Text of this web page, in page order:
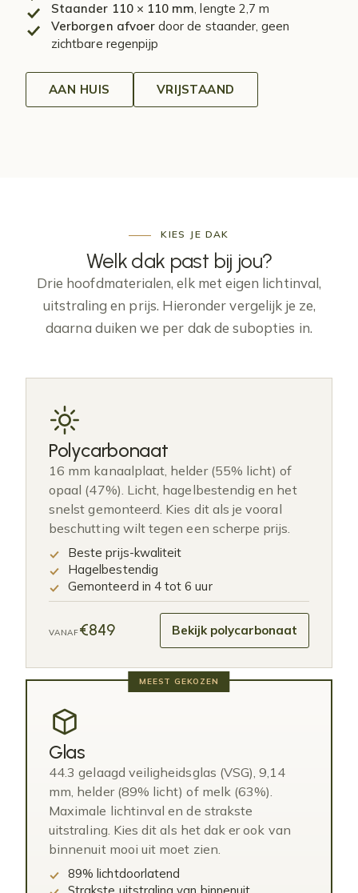
Staander 110 × 110 mm, lengte 2,7 m
Verborgen afvoer door de staander, geen
zichtbare regenpijp
AAN HUIS VRIJSTAAND
KIES JE DAK
Welk dak past bij jou?
Drie hoofdmaterialen, elk met eigen lichtinval,
uitstraling en prijs. Hieronder vergelijk je ze,
daarna duiken we per dak de subopties in.
Polycarbonaat
16 mm kanaalplaat, helder (55% licht) of
opaal (47%). Licht, hagelbestendig en het
snelst gemonteerd. Kies dit als je vooral
beschutting wilt tegen een scherpe prijs.
Beste prijs-kwaliteit
Hagelbestendig
Gemonteerd in 4 tot 6 uur
VANAF€849 Bekijk polycarbonaat
MEEST GEKOZEN
Glas
44.3 gelaagd veiligheidsglas (VSG), 9,14
mm, helder (89% licht) of melk (63%).
Maximale lichtinval en de strakste
uitstraling. Kies dit als het dak er ook van
binnenuit mooi uit moet zien.
89% lichtdoorlatend